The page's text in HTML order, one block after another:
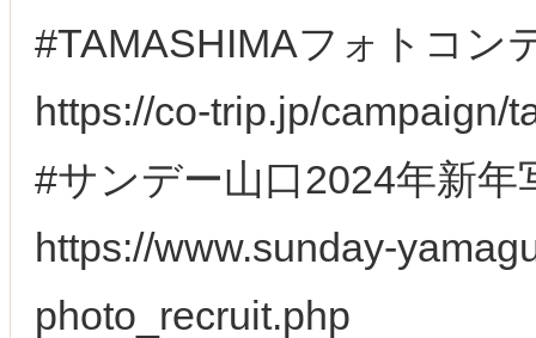
#TAMASHIMAフォトコン
https://co-trip.jp/campaign/
#サンデー山口2024年新年
https://www.sunday-
photo_recruit.php